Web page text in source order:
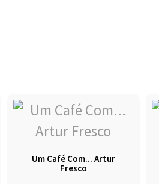
Um Café Com... Artur
Fresco